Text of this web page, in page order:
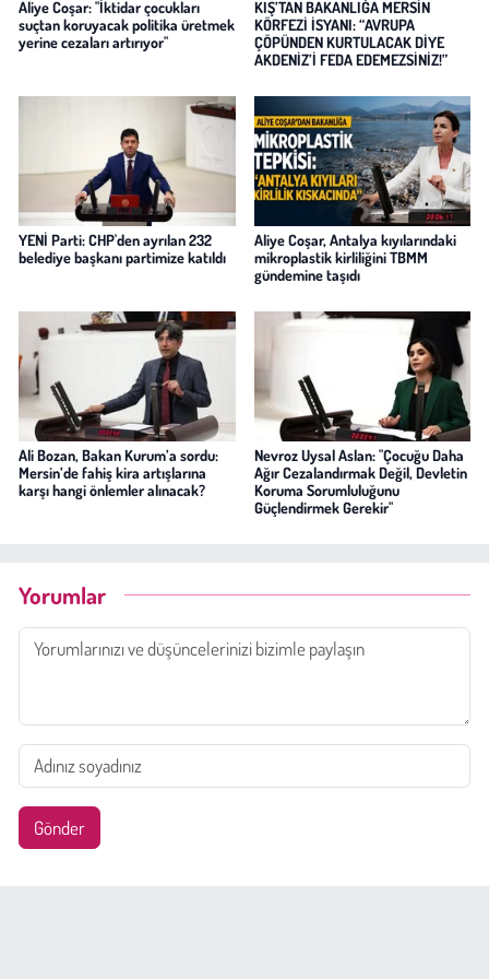
Aliye Coşar: "İktidar çocukları
suçtan koruyacak politika üretmek
yerine cezaları artırıyor"
KIŞ’TAN BAKANLIĞA MERSİN
KÖRFEZİ İSYANI: “AVRUPA
ÇÖPÜNDEN KURTULACAK DİYE
AKDENİZ’İ FEDA EDEMEZSİNİZ!”
YENİ Parti: CHP'den ayrılan 232
belediye başkanı partimize katıldı
Aliye Coşar, Antalya kıyılarındaki
mikroplastik kirliliğini TBMM
gündemine taşıdı
Ali Bozan, Bakan Kurum’a sordu:
Mersin’de fahiş kira artışlarına
karşı hangi önlemler alınacak?
Nevroz Uysal Aslan: "Çocuğu Daha
Ağır Cezalandırmak Değil, Devletin
Koruma Sorumluluğunu
Güçlendirmek Gerekir"
Yorumlar
Gönder